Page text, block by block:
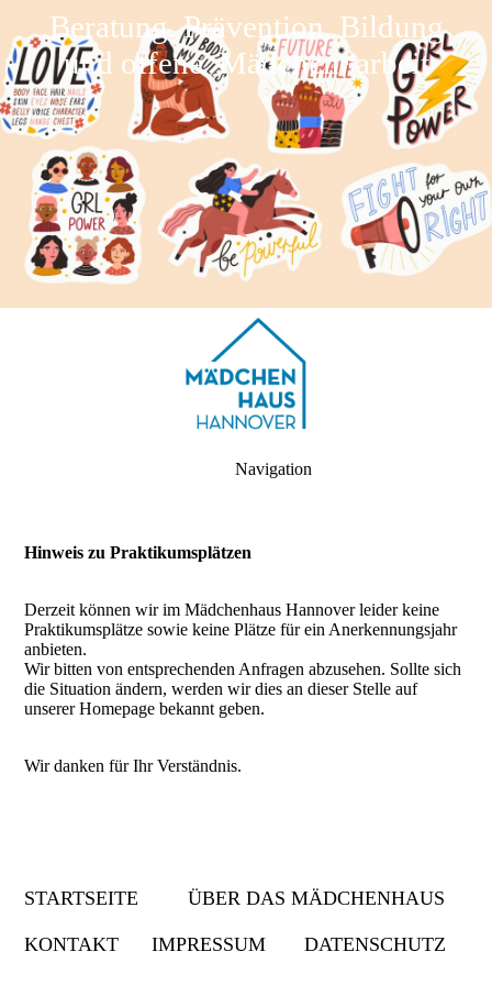
Beratung, Prävention, Bildung
und offene Mädchen*arbeit
Navigation
Hinweis zu Praktikumsplätzen
Derzeit können wir im Mädchenhaus Hannover leider keine
Praktikumsplätze sowie keine Plätze für ein Anerkennungsjahr
anbieten.
Wir bitten von entsprechenden Anfragen abzusehen. Sollte sich
die Situation ändern, werden wir dies an dieser Stelle auf
unserer Homepage bekannt geben.
Wir danken für Ihr Verständnis.
STARTSEITE ÜBER DAS MÄDCHENHAUS
KONTAKT IMPRESSUM DATENSCHUTZ